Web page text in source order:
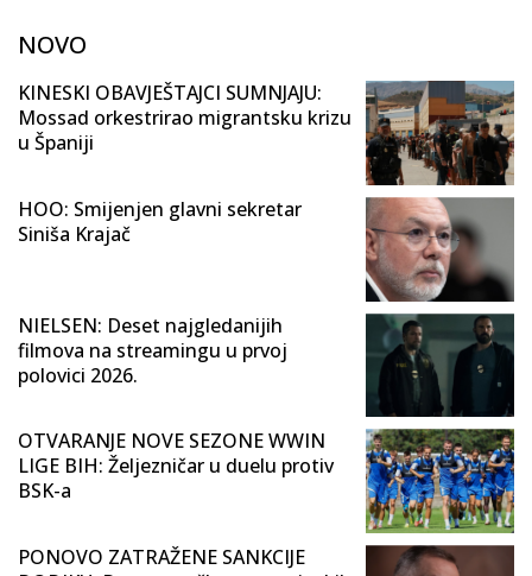
NOVO
KINESKI OBAVJEŠTAJCI SUMNJAJU:
Mossad orkestrirao migrantsku krizu
u Španiji
HOO: Smijenjen glavni sekretar
Siniša Krajač
NIELSEN: Deset najgledanijih
filmova na streamingu u prvoj
polovici 2026.
OTVARANJE NOVE SEZONE WWIN
LIGE BIH: Željezničar u duelu protiv
BSK-a
PONOVO ZATRAŽENE SANKCIJE